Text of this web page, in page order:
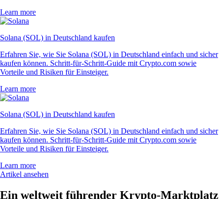
Learn more
Solana (SOL) in Deutschland kaufen
Erfahren Sie, wie Sie Solana (SOL) in Deutschland einfach und sicher
kaufen können. Schritt-für-Schritt-Guide mit Crypto.com sowie
Vorteile und Risiken für Einsteiger.
Learn more
Solana (SOL) in Deutschland kaufen
Erfahren Sie, wie Sie Solana (SOL) in Deutschland einfach und sicher
kaufen können. Schritt-für-Schritt-Guide mit Crypto.com sowie
Vorteile und Risiken für Einsteiger.
Learn more
Artikel ansehen
Ein weltweit führender Krypto-Marktplatz